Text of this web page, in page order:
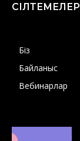
СІЛТЕМЕЛЕР
Біз
Байланыс
Вебинарлар